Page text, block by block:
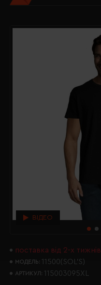
ВІДЕО
поставка від 2-х тижнів
МОДЕЛЬ: 11500(SOL’S)
АРТИКУЛ: 115003095XL